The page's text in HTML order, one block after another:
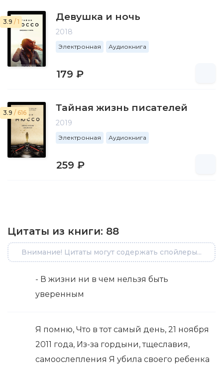
3.9 / 1 Девушка и ночь
2018
Электронная Аудиокнига
179 ₽
3.9 / 616 Тайная жизнь писателей
2019
Электронная Аудиокнига
259 ₽
Цитаты из книги: 88
Внимание! Цитаты могут содержать спойлеры...
- В жизни ни в чем нельзя быть
уверенным
Я помню, Что в тот самый день, 21 ноября
2011 года, Из-за гордыни, тщеславия,
самоослепления Я убила своего ребенка